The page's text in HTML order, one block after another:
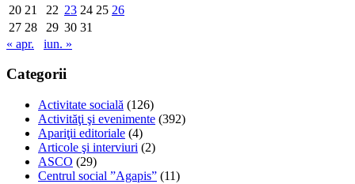
20 21 22 23 24 25 26
27 28 29 30 31
« apr.
iun. »
Categorii
Activitate socială (126)
Activităţi şi evenimente (392)
Apariţii editoriale (4)
Articole şi interviuri (2)
ASCO (29)
Centrul social ”Agapis” (11)